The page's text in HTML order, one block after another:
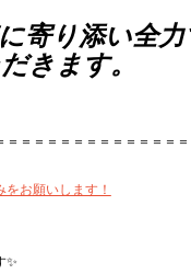
寄り添い全
きます。
＝＝＝＝＝＝＝＝＝＝＝＝＝
お願いします！
✨